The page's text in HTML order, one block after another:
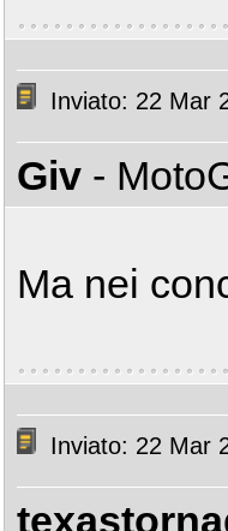
Inviato: 22 Mar
Giv -
Ma nei
Inviato: 22 Mar